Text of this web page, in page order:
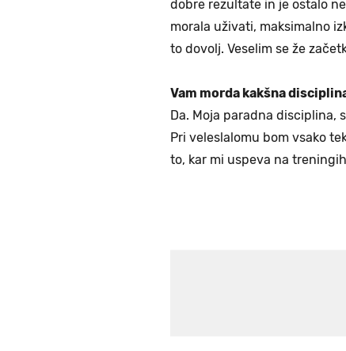
dobre rezultate in je ostalo
morala uživati, maksimalno
to dovolj. Veselim se že
Vam morda kakšna
Da. Moja paradna disciplina,
Pri veleslalomu bom vsako
to, kar mi uspeva na